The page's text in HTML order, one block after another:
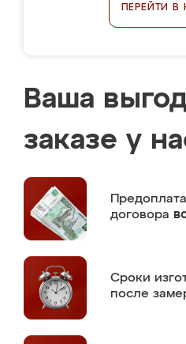
ПЕРЕЙТИ В
Ваша
заказе у
Предоплата
договора
Сроки
после